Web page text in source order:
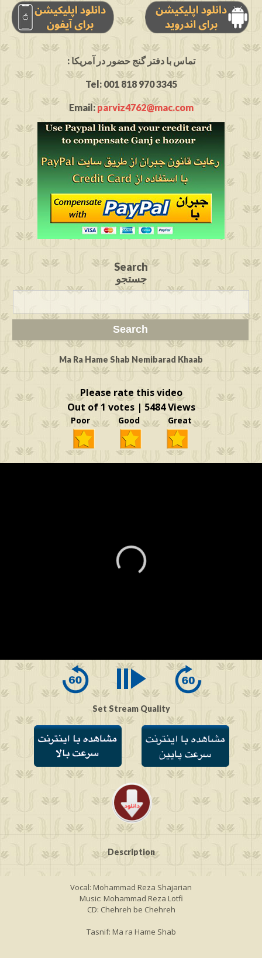
: تماس با دفتر گنج حضور در آمریکا
Tel: 001 818 970 3345
Email:parviz4762@mac.com
Search
جستجو
Ma Ra Hame Shab Nemibarad Khaab
Please rate this video
Out of 1 votes | 5484 Views
Poor Good Great
seconds
0
Set Stream Quality
Description
Vocal: Mohammad Reza Shajarian
Music: Mohammad Reza Lotfi
CD: Chehreh be Chehreh
Tasnif: Ma ra Hame Shab